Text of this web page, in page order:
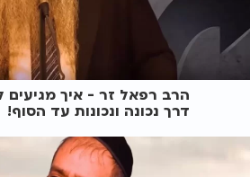
הרב רפאל זר - איך מגיעים
דרך נכונה ונכונות עד הסוף!